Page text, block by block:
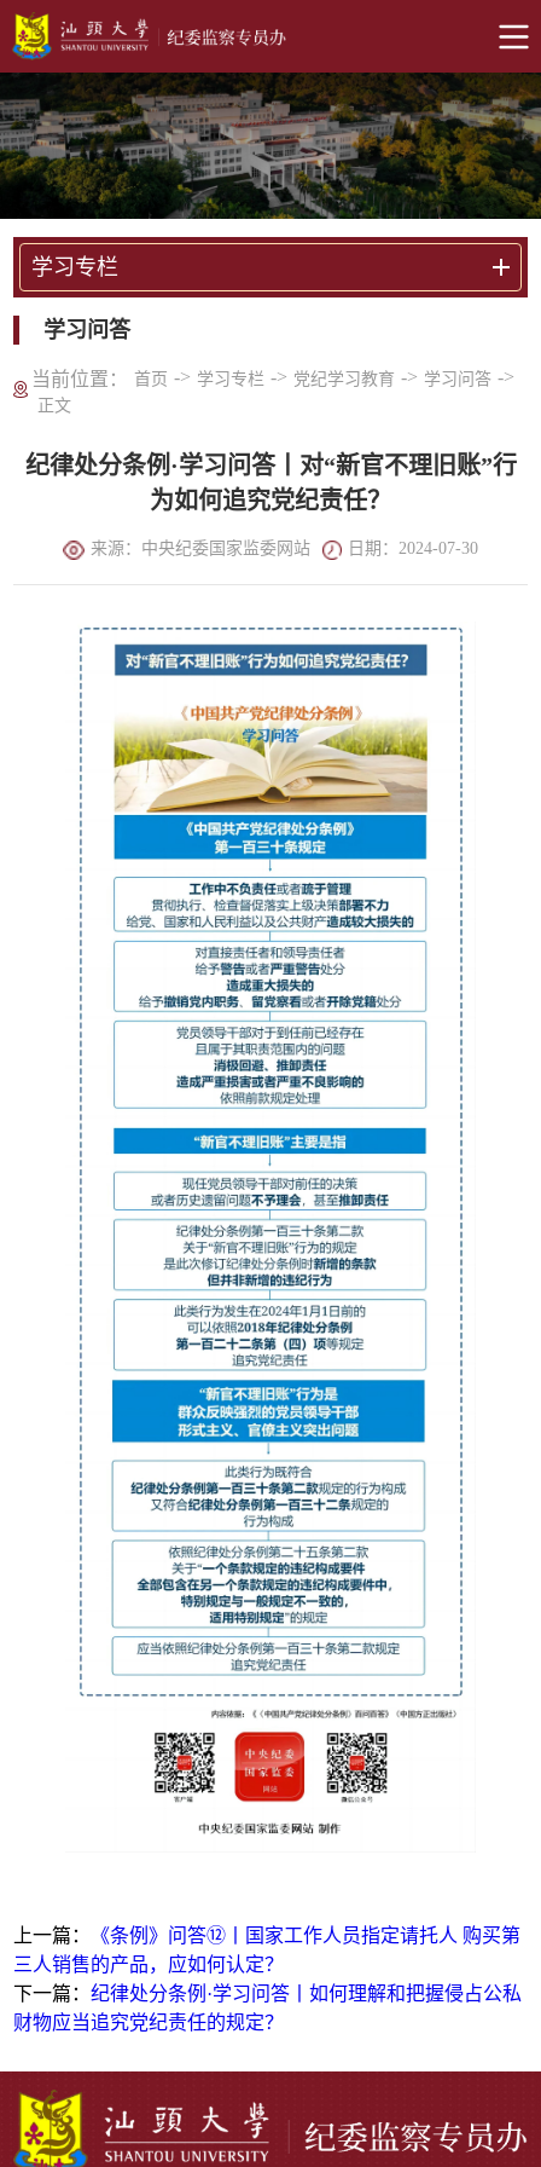
学习专栏
学习问答
当前位置： 首页 -> 学习专栏 -> 党纪学习教育 -> 学习问答 ->
正文
纪律处分条例·学习问答丨对“新官不理旧账”行
为如何追究党纪责任？
来源：中央纪委国家监委网站 日期：2024-07-30
上一篇：
《条例》问答⑫丨国家工作人员指定请托人 购买第
三人销售的产品，应如何认定？
下一篇：纪律处分条例·学习问答丨如何理解和把握侵占公私
财物应当追究党纪责任的规定？